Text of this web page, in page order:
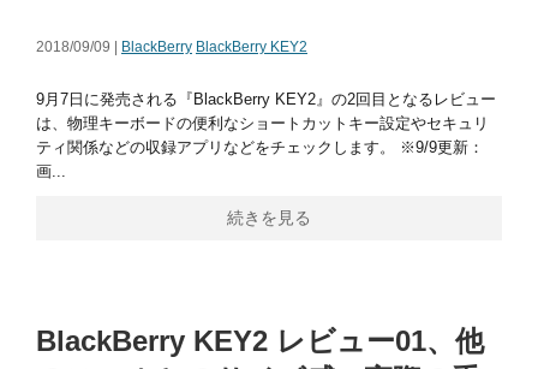
2018/09/09 | BlackBerry BlackBerry KEY2
9月7日に発売される『BlackBerry KEY2』の2回目となるレビュー
は、物理キーボードの便利なショートカットキー設定やセキュリ
ティ関係などの収録アプリなどをチェックします。 ※9/9更新：
画...
続きを見る
BlackBerry KEY2 レビュー01、他